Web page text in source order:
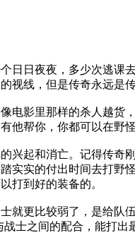
日日夜夜，多少次逃课
视线，但是传奇永远是
电影里那样的杀人越货
帮你，你都可以在野
兴起和消亡。记得传奇
实的付出时间去打野
打到好的装备的。
就更比较弱了，是给队
士之间的配合，能打出